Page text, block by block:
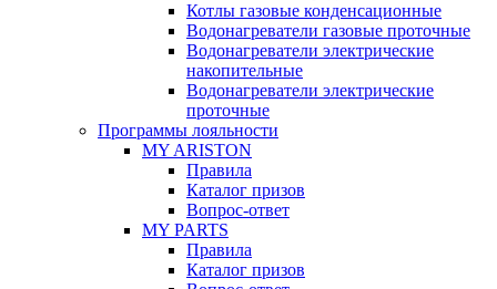
Котлы газовые конденсационные
Водонагреватели газовые проточные
Водонагреватели электрические
накопительные
Водонагреватели электрические
проточные
Программы лояльности
MY ARISTON
Правила
Каталог призов
Вопрос-ответ
MY PARTS
Правила
Каталог призов